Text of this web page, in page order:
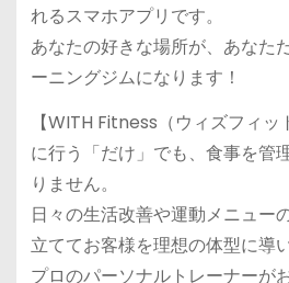
れるスマホアプリです。
あなたの好きな場所が、あなた
ーニングジムになります！
【WITH Fitness（ウィズフィ
に行う「だけ」でも、食事を管
りません。
日々の生活改善や運動メニュー
立ててお客様を理想の体型に導
プロのパーソナルトレーナーが